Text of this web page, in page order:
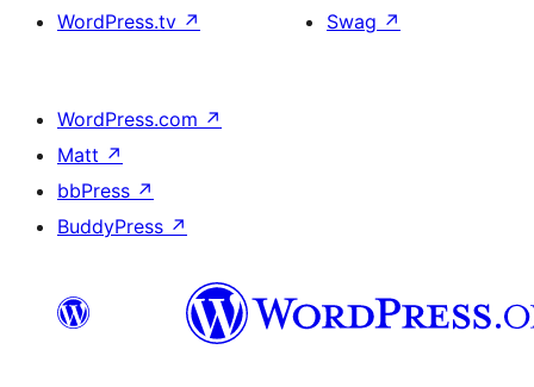
WordPress.tv ↗
Swag ↗
WordPress.com ↗
Matt ↗
bbPress ↗
BuddyPress ↗